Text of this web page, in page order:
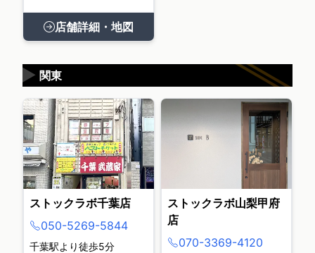
店舗詳細・地図
関東
▶
ストックラボ千葉店
050-5269-5844
千葉駅より徒歩5分
ストックラボ山梨甲府
店
070-3369-4120